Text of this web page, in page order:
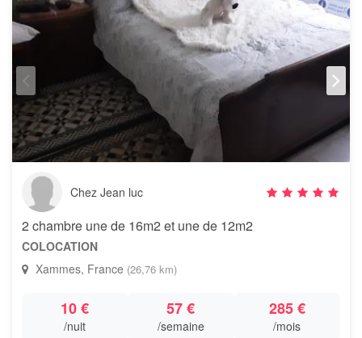
Chez Jean luc
2 chambre une de 16m2 et une de 12m2
COLOCATION
Xammes, France (26,76 km)
10 €
/nuit
57 €
/semaine
285 €
/mois